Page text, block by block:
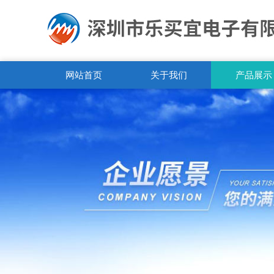
网站首页 关于我们 产品展示